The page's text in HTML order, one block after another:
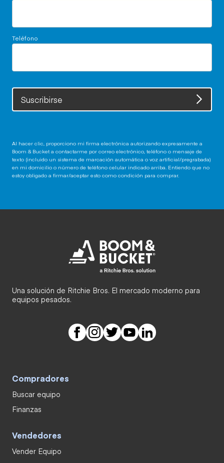
Teléfono
Suscribirse
Al hacer clic, proporciono mi firma electrónica autorizando expresamente a
Boom & Bucket a contactarme por correo electrónico, teléfono o mensaje de
texto (incluido un sistema de marcación automática o voz artificial/pregrabada)
en mi domicilio o número de teléfono celular indicado arriba. Entiendo que no
estoy obligado a firmar/aceptar esto como condición para comprar.
Una solución de Ritchie Bros. El mercado moderno para
equipos pesados.
Compradores
Buscar equipo
Finanzas
Vendedores
Vender Equipo